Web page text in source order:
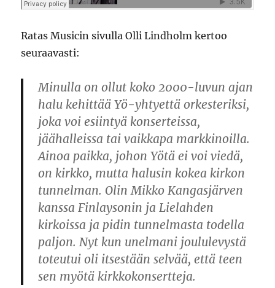
Ratas Musicin sivulla Olli Lindholm kertoo
seuraavasti:
Minulla on ollut koko 2000-luvun ajan
halu kehittää Yö-yhtyettä orkesteriksi,
joka voi esiintyä konserteissa,
jäähalleissa tai vaikkapa markkinoilla.
Ainoa paikka, johon Yötä ei voi viedä,
on kirkko, mutta halusin kokea kirkon
tunnelman. Olin Mikko Kangasjärven
kanssa Finlaysonin ja Lielahden
kirkoissa ja pidin tunnelmasta todella
paljon. Nyt kun unelmani joululevystä
toteutui oli itsestään selvää, että teen
sen myötä kirkkokonsertteja.